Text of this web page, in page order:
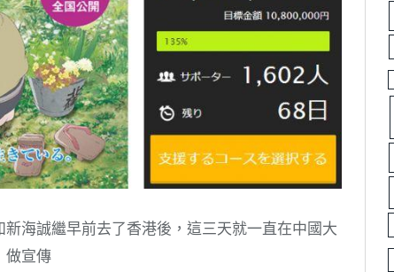
海誠繼早前去了香港後，這三天就一直在中國大
做宣傳